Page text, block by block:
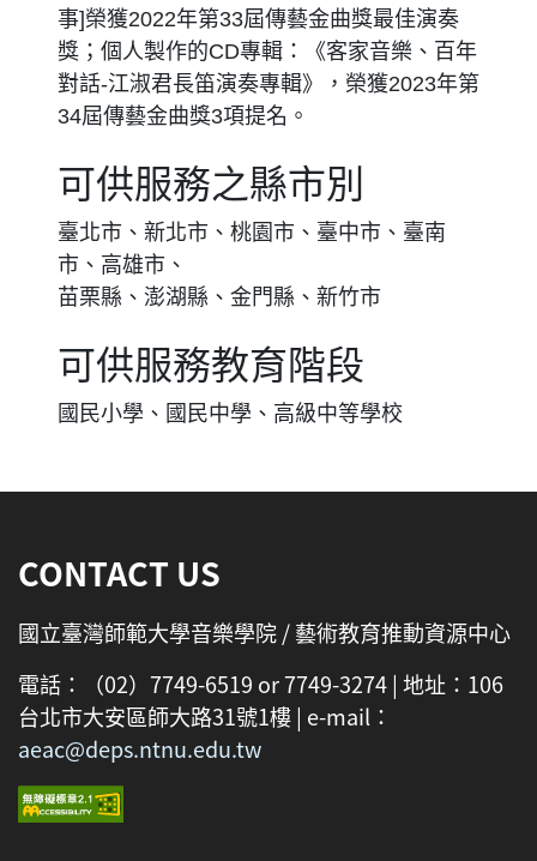
事]榮獲2022年第33屆傳藝金曲獎最佳演奏
獎；個人製作的CD專輯：《客家音樂、百年
對話-江淑君長笛演奏專輯》，榮獲2023年第
34屆傳藝金曲獎3項提名。
可供服務之縣市別
臺北市、新北市、桃園市、臺中市、臺南
市、高雄市、
苗栗縣、澎湖縣、金門縣、新竹市
可供服務教育階段
國民小學、國民中學、高級中等學校
CONTACT US
國立臺灣師範大學音樂學院 / 藝術教育推動資源中心
電話：（02）7749-6519 or 7749-3274 | 地址：106
台北市大安區師大路31號1樓 | e-mail：
aeac@deps.ntnu.edu.tw